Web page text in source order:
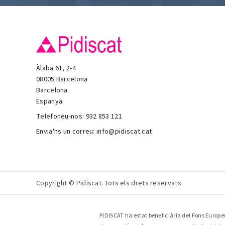
Àlaba 61, 2-4
08005 Barcelona
Barcelona
Espanya
Telefoneu-nos: 932 853 121
Envia'ns un correu:info@pidiscat.cat
Copyright © Pidiscat. Tots els drets reservats
PIDISCAT ha estat beneficiària del Fons